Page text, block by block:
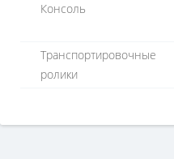
Консоль
Транспортировочные
ролики